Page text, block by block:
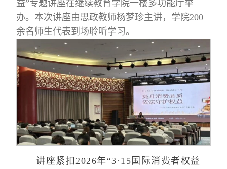
益”专题讲座在继续教育学院一楼多功能厅举
办。本次讲座由思政教师杨梦珍主讲，学院200
余名师生代表到场聆听学习。
讲座紧扣2026年“3·15国际消费者权益